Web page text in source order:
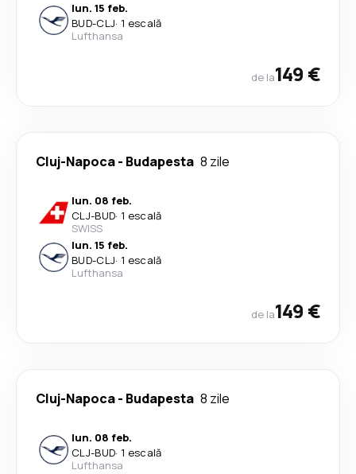
lun. 15 feb.
BUD-CLJ· 1 escală
Lufthansa
de la149 €
Cluj-Napoca- Budapesta 8 zile
lun. 08 feb.
CLJ-BUD· 1 escală
SWISS
lun. 15 feb.
BUD-CLJ· 1 escală
Lufthansa
de la149 €
Cluj-Napoca- Budapesta 8 zile
lun. 08 feb.
CLJ-BUD· 1 escală
Lufthansa